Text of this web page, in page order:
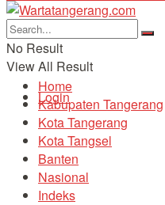
No Result
View All Result
Login
Home
Kabupaten Tangerang
Kota Tangerang
Kota Tangsel
Banten
Nasional
Indeks